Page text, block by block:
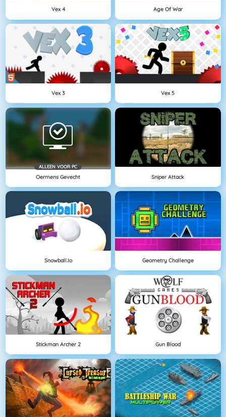
Vex 4 Age Of War
Vex 3 Vex 5
ALLEEN VOOR PC
Oermens Gevecht Sniper Attack
Snowball.io Geometry Challenge
Stickman Archer 2 Gun Blood